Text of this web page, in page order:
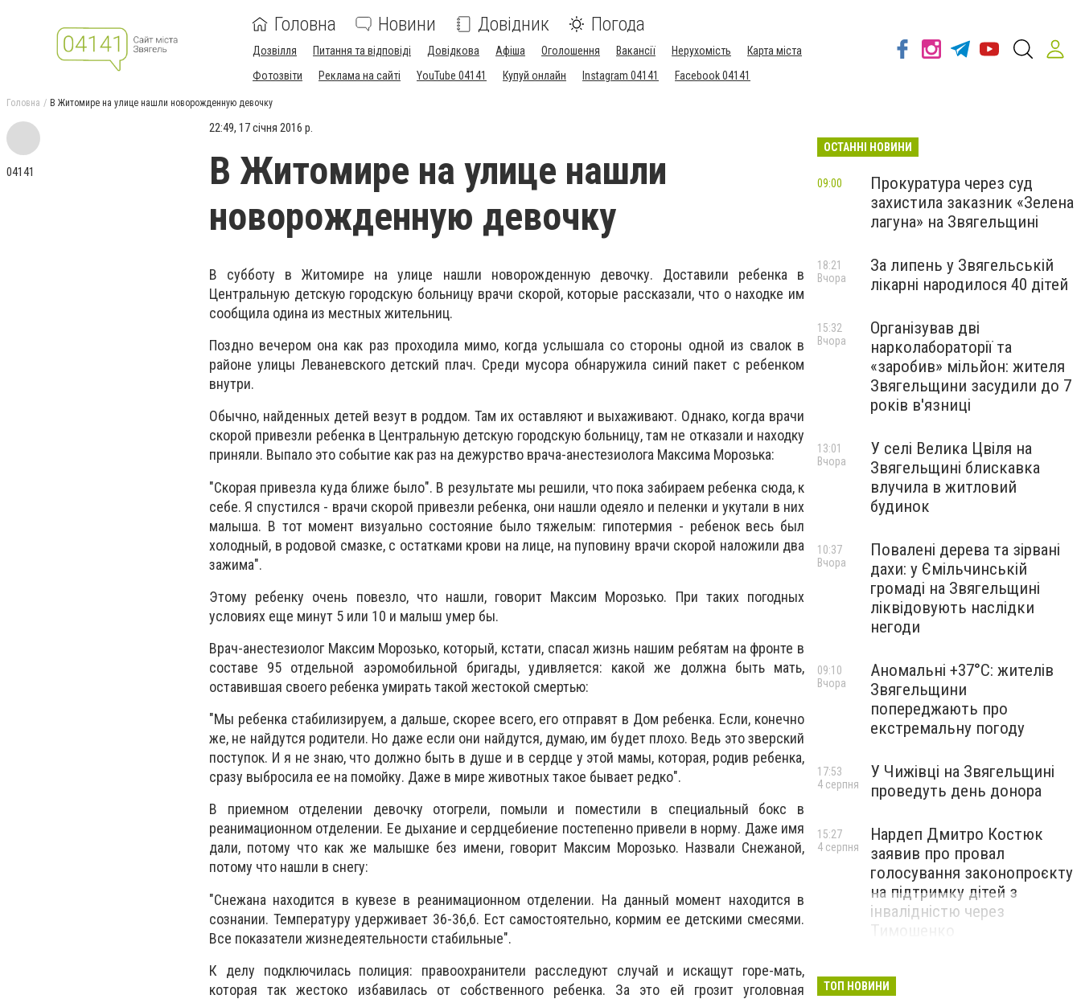
Головна Новини Довідник Погода
Дозвілля Питання та відповіді Довідкова Афіша Оголошення Вакансії Нерухомість
Карта міста
Фотозвіти
Реклама на сайті YouTube 04141 Купуй онлайн Instagram 04141 Facebook 04141
Головна В Житомире на улице нашли новорожденную девочку
04141
22:49, 17 січня 2016 р.
В Житомире на улице нашли
новорожденную девочку
В субботу в Житомире на улице нашли новорожденную девочку. Доставили ребенка в
Центральную детскую городскую больницу врачи скорой, которые рассказали, что о находке им
сообщила одина из местных жительниц.
Поздно вечером она как раз проходила мимо, когда услышала со стороны одной из свалок в
районе улицы Леваневского детский плач. Среди мусора обнаружила синий пакет с ребенком
внутри.
Обычно, найденных детей везут в роддом. Там их оставляют и выхаживают. Однако, когда врачи
скорой привезли ребенка в Центральную детскую городскую больницу, там не отказали и находку
приняли. Выпало это событие как раз на дежурство врача-анестезиолога Максима Морозька:
"Скорая привезла куда ближе было". В результате мы решили, что пока забираем ребенка сюда, к
себе. Я спустился - врачи скорой привезли ребенка, они нашли одеяло и пеленки и укутали в них
малыша. В тот момент визуально состояние было тяжелым: гипотермия - ребенок весь был
холодный, в родовой смазке, с остатками крови на лице, на пуповину врачи скорой наложили два
зажима".
Этому ребенку очень повезло, что нашли, говорит Максим Морозько. При таких погодных
условиях еще минут 5 или 10 и малыш умер бы.
Врач-анестезиолог Максим Морозько, который, кстати, спасал жизнь нашим ребятам на фронте в
составе 95 отдельной аэромобильной бригады, удивляется: какой же должна быть мать,
оставившая своего ребенка умирать такой жестокой смертью:
"Мы ребенка стабилизируем, а дальше, скорее всего, его отправят в Дом ребенка. Если, конечно
же, не найдутся родители. Но даже если они найдутся, думаю, им будет плохо. Ведь это зверский
поступок. И я не знаю, что должно быть в душе и в сердце у этой мамы, которая, родив ребенка,
сразу выбросила ее на помойку. Даже в мире животных такое бывает редко".
В приемном отделении девочку отогрели, помыли и поместили в специальный бокс в
реанимационном отделении. Ее дыхание и сердцебиение постепенно привели в норму. Даже имя
дали, потому что как же малышке без имени, говорит Максим Морозько. Назвали Снежаной,
потому что нашли в снегу:
"Снежана находится в кувезе в реанимационном отделении. На данный момент находится в
сознании. Температуру удерживает 36-36,6. Ест самостоятельно, кормим ее детскими смесями.
Все показатели жизнедеятельности стабильные".
К делу подключилась полиция: правоохранители расследуют случай и искащут горе-мать,
которая так жестоко избавилась от собственного ребенка. За это ей грозит уголовная
ОСТАННІ НОВИНИ
Прокуратура через суд
захистила заказник «Зелена
лагуна» на Звягельщині
09:00
За липень у Звягельській
лікарні народилося 40 дітей
18:21
Вчора
Організував дві
нарколабораторії та
«заробив» мільйон: жителя
Звягельщини засудили до 7
років в'язниці
15:32
Вчора
У селі Велика Цвіля на
Звягельщині блискавка
влучила в житловий
будинок
13:01
Вчора
Повалені дерева та зірвані
дахи: у Ємільчинській
громаді на Звягельщині
ліквідовують наслідки
негоди
10:37
Вчора
Аномальні +37°C: жителів
Звягельщини
попереджають про
екстремальну погоду
09:10
Вчора
У Чижівці на Звягельщині
проведуть день донора
17:53
4 серпня
Нардеп Дмитро Костюк
заявив про провал
голосування законопроєкту
на підтримку дітей з
інвалідністю через
Тимошенко
15:27
4 серпня
ТОП НОВИНИ